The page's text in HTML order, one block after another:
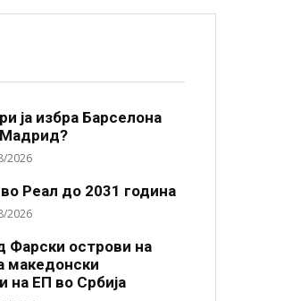
ја избра Барселона
2026
Реал до 2031 година
2026
Фарски острови на
македонски
на ЕП во Србија